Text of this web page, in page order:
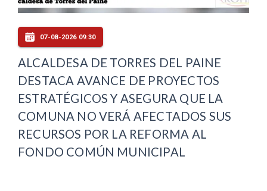
07-08-2026 09:30
ALCALDESA DE TORRES DEL PAINE
DESTACA AVANCE DE PROYECTOS
ESTRATÉGICOS Y ASEGURA QUE LA
COMUNA NO VERÁ AFECTADOS SUS
RECURSOS POR LA REFORMA AL
FONDO COMÚN MUNICIPAL